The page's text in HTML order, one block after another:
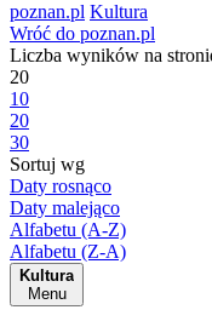
poznan.pl Kultura
Wróć do poznan.pl
Liczba wyników na
20
10
20
30
Sortuj wg
Daty rosnąco
Daty malejąco
Alfabetu (A-Z)
Alfabetu (Z-A)
Kultura
Menu